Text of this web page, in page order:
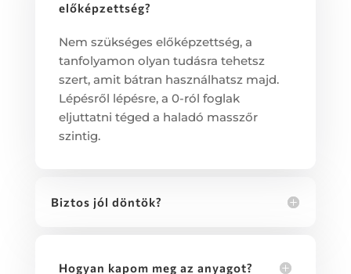
előképzettség?
Nem szükséges előképzettség, a
tanfolyamon olyan tudásra tehetsz
szert, amit bátran használhatsz majd.
Lépésről lépésre, a 0-ról foglak
eljuttatni téged a haladó masszőr
szintig.
Biztos jól döntök?
Hogyan kapom meg az anyagot?